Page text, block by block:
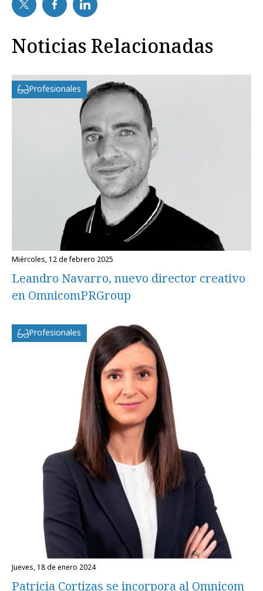
Noticias Relacionadas
Profesionales
miércoles, 12 de febrero 2025
Leandro Navarro, nuevo director creativo
en OmnicomPRGroup
Profesionales
jueves, 18 de enero 2024
Patricia Cortizas se incorpora al Omnicom